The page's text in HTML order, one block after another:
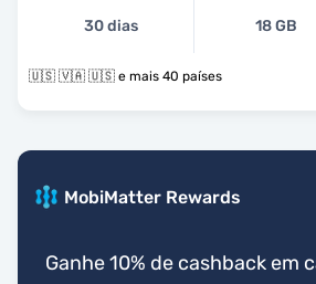
30 dias 18 GB
🇺🇸 🇻🇦 🇺🇸 e mais 40 países
MobiMatter Rewards
Ganhe 10% de cashback em